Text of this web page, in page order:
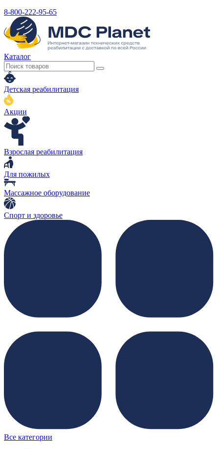
8-800-222-95-65
Каталог
Детская реабилитация
Акции
Взрослая реабилитация
Для пожилых
Массажное оборудование
Спорт и здоровье
Все категории